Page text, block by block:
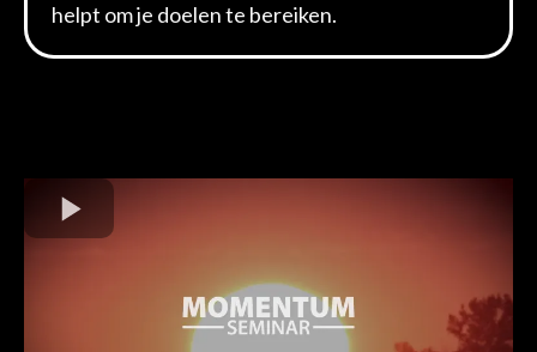
helpt om je doelen te bereiken.